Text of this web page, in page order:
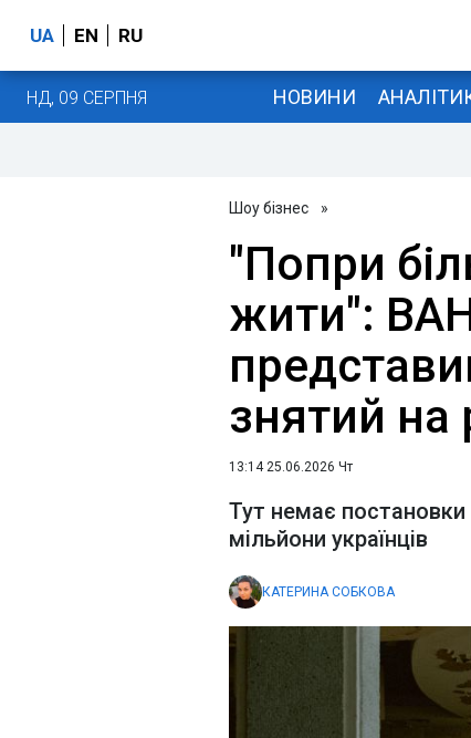
UA EN RU
НД, 09 СЕРПНЯ НОВИНИ
Шоу бізнес »
"Попри
жити":
знятий на
13:14 25.06.2026 Чт
Тут немає
мільйони українців
КАТЕРИНА СОБКОВА